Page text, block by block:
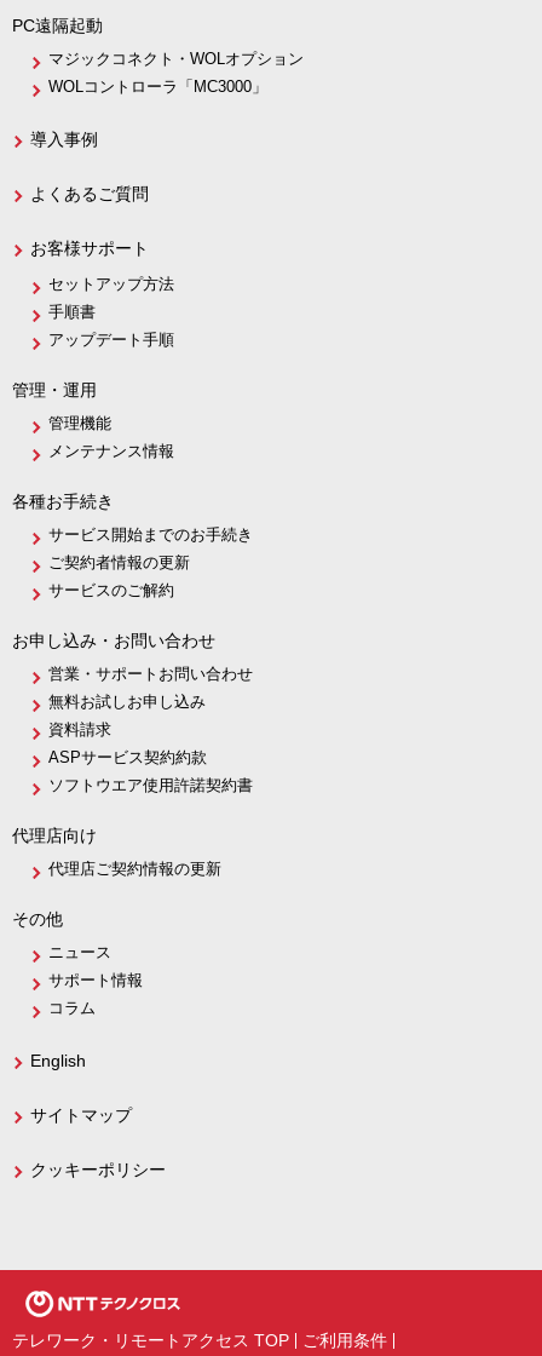
PC遠隔起動
マジックコネクト・WOLオプション
WOLコントローラ「MC3000」
導入事例
よくあるご質問
お客様サポート
セットアップ方法
手順書
アップデート手順
管理・運用
管理機能
メンテナンス情報
各種お手続き
サービス開始までのお手続き
ご契約者情報の更新
サービスのご解約
お申し込み・お問い合わせ
営業・サポートお問い合わせ
無料お試しお申し込み
資料請求
ASPサービス契約約款
ソフトウエア使用許諾契約書
代理店向け
代理店ご契約情報の更新
その他
ニュース
サポート情報
コラム
English
サイトマップ
クッキーポリシー
テレワーク・リモートアクセス TOP ご利用条件